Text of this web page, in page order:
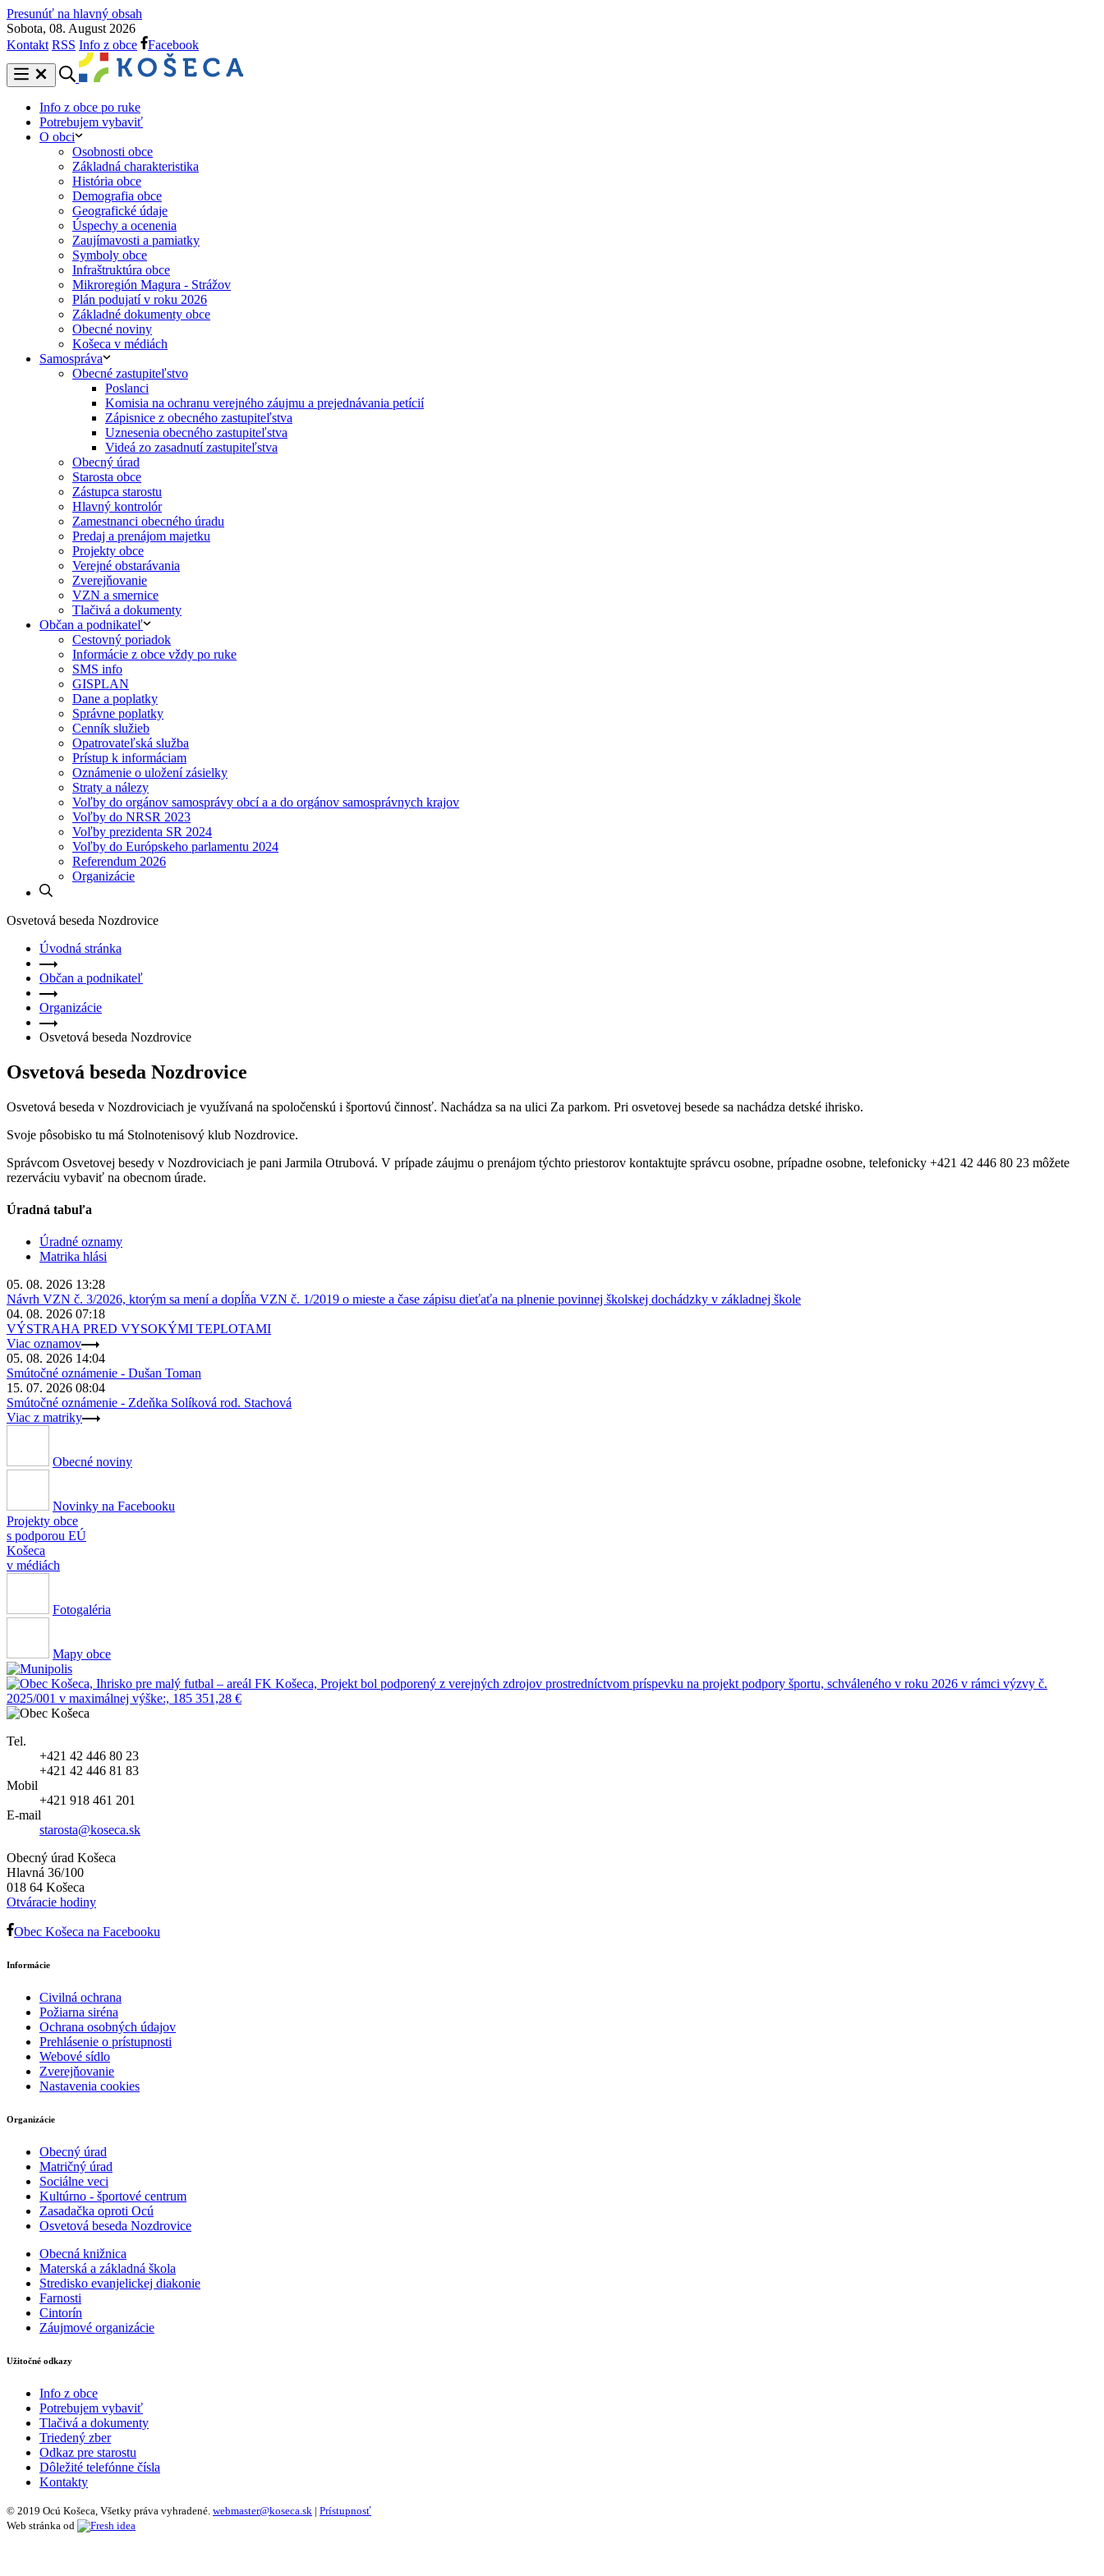
Presunúť na hlavný obsah
Sobota, 08. August 2026
Kontakt RSS Info z obce Facebook
Info z obce po ruke
Potrebujem vybaviť
O obci
Osobnosti obce
Základná charakteristika
História obce
Demografia obce
Geografické údaje
Úspechy a ocenenia
Zaujímavosti a pamiatky
Symboly obce
Infraštruktúra obce
Mikroregión Magura - Strážov
Plán podujatí v roku 2026
Základné dokumenty obce
Obecné noviny
Košeca v médiách
Samospráva
Obecné zastupiteľstvo
Poslanci
Komisia na ochranu verejného záujmu a prejednávania petícií
Zápisnice z obecného zastupiteľstva
Uznesenia obecného zastupiteľstva
Videá zo zasadnutí zastupiteľstva
Obecný úrad
Starosta obce
Zástupca starostu
Hlavný kontrolór
Zamestnanci obecného úradu
Predaj a prenájom majetku
Projekty obce
Verejné obstarávania
Zverejňovanie
VZN a smernice
Tlačivá a dokumenty
Občan a podnikateľ
Cestovný poriadok
Informácie z obce vždy po ruke
SMS info
GISPLAN
Dane a poplatky
Správne poplatky
Cenník služieb
Opatrovateľská služba
Prístup k informáciam
Oznámenie o uložení zásielky
Straty a nálezy
Voľby do orgánov samosprávy obcí a a do orgánov samosprávnych krajov
Voľby do NRSR 2023
Voľby prezidenta SR 2024
Voľby do Európskeho parlamentu 2024
Referendum 2026
Organizácie
Osvetová beseda Nozdrovice
Úvodná stránka
Občan a podnikateľ
Organizácie
Osvetová beseda Nozdrovice
Osvetová beseda Nozdrovice
Osvetová beseda v Nozdroviciach je využívaná na spoločenskú i športovú činnosť. Nachádza sa na ulici Za parkom. Pri osvetovej besede sa nachádza detské ihrisko.
Svoje pôsobisko tu má Stolnotenisový klub Nozdrovice.
Správcom Osvetovej besedy v Nozdroviciach je pani Jarmila Otrubová. V prípade záujmu o prenájom týchto priestorov kontaktujte správcu osobne, prípadne osobne, telefonicky +421 42 446 80 23 môžete
rezerváciu vybaviť na obecnom úrade.
Úradná tabuľa
Úradné oznamy
Matrika hlási
05. 08. 2026 13:28
Návrh VZN č. 3/2026, ktorým sa mení a dopĺňa VZN č. 1/2019 o mieste a čase zápisu dieťaťa na plnenie povinnej školskej dochádzky v základnej škole
04. 08. 2026 07:18
VÝSTRAHA PRED VYSOKÝMI TEPLOTAMI
Viac oznamov
05. 08. 2026 14:04
Smútočné oznámenie - Dušan Toman
15. 07. 2026 08:04
Smútočné oznámenie - Zdeňka Solíková rod. Stachová
Viac z matriky
Obecné noviny
Novinky na Facebooku
Projekty obce
s podporou EÚ
Košeca
v médiách
Fotogaléria
Mapy obce
Tel.
+421 42 446 80 23
+421 42 446 81 83
Mobil
+421 918 461 201
E-mail
starosta@koseca.sk
Obecný úrad Košeca
Hlavná 36/100
018 64 Košeca
Otváracie hodiny
Obec Košeca na Facebooku
Informácie
Civilná ochrana
Požiarna siréna
Ochrana osobných údajov
Prehlásenie o prístupnosti
Webové sídlo
Zverejňovanie
Nastavenia cookies
Organizácie
Obecný úrad
Matričný úrad
Sociálne veci
Kultúrno - športové centrum
Zasadačka oproti Ocú
Osvetová beseda Nozdrovice
Obecná knižnica
Materská a základná škola
Stredisko evanjelickej diakonie
Farnosti
Cintorín
Záujmové organizácie
Užitočné odkazy
Info z obce
Potrebujem vybaviť
Tlačivá a dokumenty
Triedený zber
Odkaz pre starostu
Dôležité telefónne čísla
Kontakty
© 2019 Ocú Košeca, Všetky práva vyhradené. webmaster@koseca.sk | Prístupnosť
Web stránka od